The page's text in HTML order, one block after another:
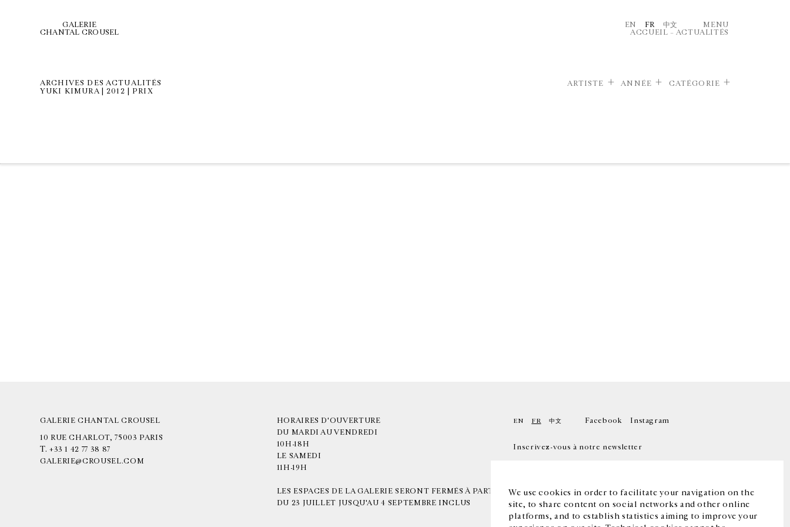
We use cookies in order to facilitate your navigation on the
site, to share content on social networks and other online
platforms, and to establish statistics aiming to improve your
GALERIE
CHANTAL CROUSEL
EN FR 中文
MENU
ACCUEIL – ACTUALITÉS
ARCHIVES DES ACTUALITÉS
YUKI KIMURA | 2012 | PRIX
ARTISTE ANNÉE CATÉGORIE
GALERIE CHANTAL CROUSEL
10 RUE CHARLOT, 75003 PARIS
T. +33 1 42 77 38 87
GALERIE@CROUSEL.COM
HORAIRES D'OUVERTURE
DU MARDI AU VENDREDI
10H-18H
LE SAMEDI
11H-19H
LES ESPACES DE LA GALERIE SERONT FERMÉS À PARTIR
DU 23 JUILLET JUSQU'AU 4 SEPTEMBRE INCLUS
EN FR 中文 Facebook Instagram
Inscrivez-vous à notre newsletter